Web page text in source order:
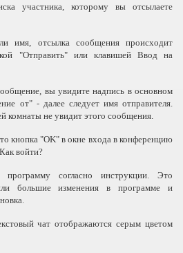
участника, которому вы отсылаете
имя, отсылка сообщения происходит
"Отправить" или клавишей Ввод на
вы увидите надпись в основном
от" - далее следует имя отправителя.
комнаты не увидит этого сообщения.
кнопка "OK" в окне входа в конференцию
войти?
программу согласно инструкции. Это
большие изменения в программе и
чат отображаются серым цветом